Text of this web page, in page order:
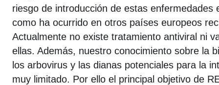
riesgo de introducción de estas enfermedades
como ha ocurrido en otros países europeos
Actualmente no existe tratamiento antiviral ni
ellas. Además, nuestro conocimiento sobre la
los arbovirus y las dianas potenciales para la
muy limitado. Por ello el principal objetivo de